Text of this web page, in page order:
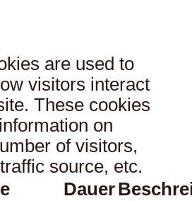
are used to
visitors interact
These cookies
on
of visitors,
source, etc.
Dauer